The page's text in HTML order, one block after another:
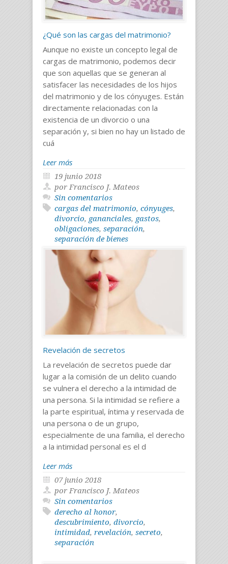
¿Qué son las cargas del matrimonio?
Aunque no existe un concepto legal de
cargas de matrimonio, podemos decir
que son aquellas que se generan al
satisfacer las necesidades de los hijos
del matrimonio y de los cónyuges. Están
directamente relacionadas con la
existencia de un divorcio o una
separación y, si bien no hay un listado de
cuá
Leer más
19 junio 2018
por Francisco J. Mateos
Sin comentarios
cargas del matrimonio, cónyuges,
divorcio, gananciales, gastos,
obligaciones, separación,
separación de bienes
Revelación de secretos
La revelación de secretos puede dar
lugar a la comisión de un delito cuando
se vulnera el derecho a la intimidad de
una persona. Si la intimidad se refiere a
la parte espiritual, íntima y reservada de
una persona o de un grupo,
especialmente de una familia, el derecho
a la intimidad personal es el d
Leer más
07 junio 2018
por Francisco J. Mateos
Sin comentarios
derecho al honor,
descubrimiento, divorcio,
intimidad, revelación, secreto,
separación